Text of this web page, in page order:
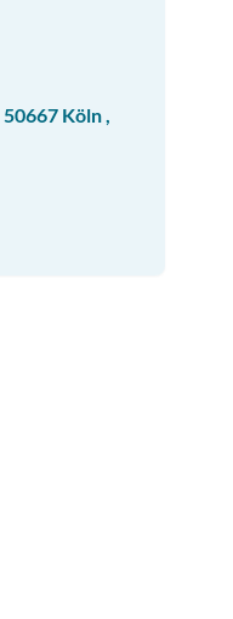
50667 Köln,